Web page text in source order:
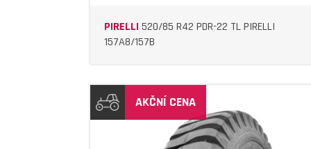
PIRELLI 520/85 R42 PDR-22 TL PIRELLI
157A8/157B
AKČNÍ CENA